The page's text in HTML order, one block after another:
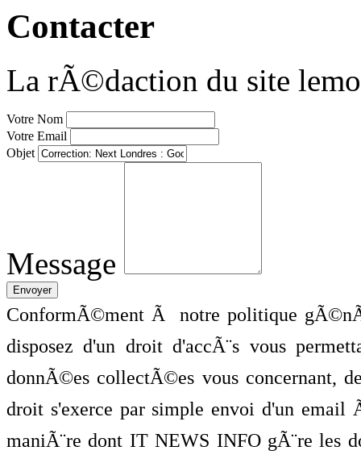
Contacter
La rÃ©daction du site
Votre Nom
Votre Email
Objet
Message
ConformÃ©ment Ã notre politique
disposez d'un droit d'accÃ¨s vous
donnÃ©es collectÃ©es vous concernant,
droit s'exerce par simple envoi d'un
maniÃ¨re dont IT NEWS INFO gÃ¨re les